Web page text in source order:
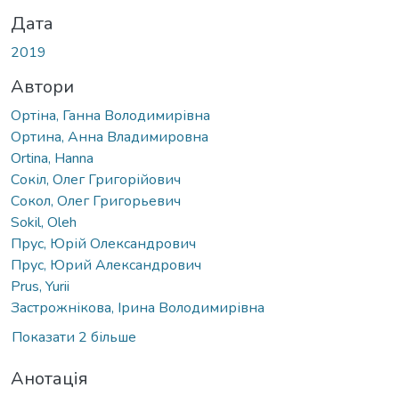
Дата
2019
Автори
Ортіна, Ганна Володимирівна
Ортина, Анна Владимировна
Ortina, Hanna
Сокіл, Олег Григорійович
Сокол, Олег Григорьевич
Sokil, Оleh
Прус, Юрій Олександрович
Прус, Юрий Александрович
Prus, Yurii
Застрожнікова, Ірина Володимирівна
Показати 2 більше
Анотація